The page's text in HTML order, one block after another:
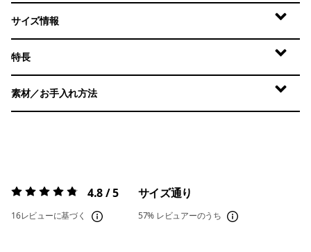
サイズ情報
特長
素材／お手入れ方法
評価:4.8 / 5 4.8 / 5
16レビューに基づく
サイズ通り
57% レビュアーのうち